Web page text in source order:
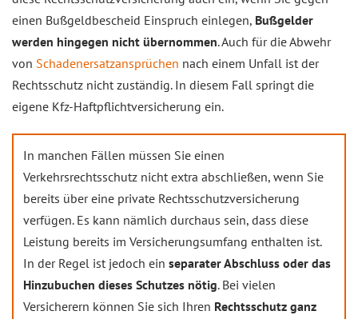
einen Bußgeldbescheid Einspruch einlegen, Bußgelder
werden hingegen nicht übernommen. Auch für die Abwehr
von Schadenersatzansprüchen nach einem Unfall ist der
Rechtsschutz nicht zuständig. In diesem Fall springt die
eigene Kfz-Haftpflichtversicherung ein.
In manchen Fällen müssen Sie einen
Verkehrsrechtsschutz nicht extra abschließen, wenn Sie
bereits über eine private Rechtsschutzversicherung
verfügen. Es kann nämlich durchaus sein, dass diese
Leistung bereits im Versicherungsumfang enthalten ist.
In der Regel ist jedoch ein separater Abschluss oder das
Hinzubuchen dieses Schutzes nötig. Bei vielen
Versicherern können Sie sich Ihren Rechtsschutz ganz